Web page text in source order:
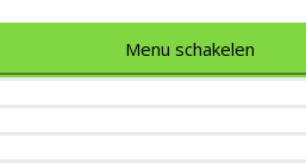
Menu schakelen